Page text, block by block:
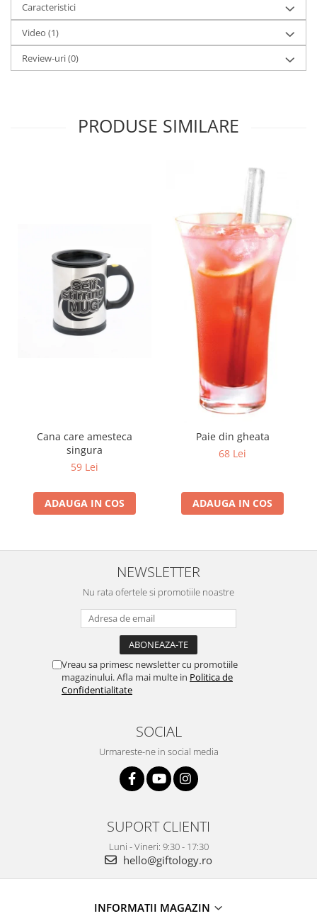
Caracteristici
Video (1)
Review-uri(0)
PRODUSE SIMILARE
Cana care amesteca
singura
59 Lei
ADAUGA IN COS
Paie din gheata
68 Lei
ADAUGA IN COS
NEWSLETTER
Nu rata ofertele si promotiile noastre
Vreau sa primesc newsletter cu promotiile
magazinului. Afla mai multe in Politica de
Confidentialitate
SOCIAL
Urmareste-ne in social media
SUPORT CLIENTI
Luni - Vineri: 9:30 - 17:30
hello@giftology.ro
INFORMATII MAGAZIN